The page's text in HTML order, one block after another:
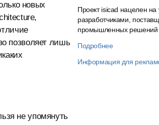
новых
позволяет лишь
не упомянуть
Проект isicad нацелен на
разработчиками,
промышленных решений
Подробнее
Информация для